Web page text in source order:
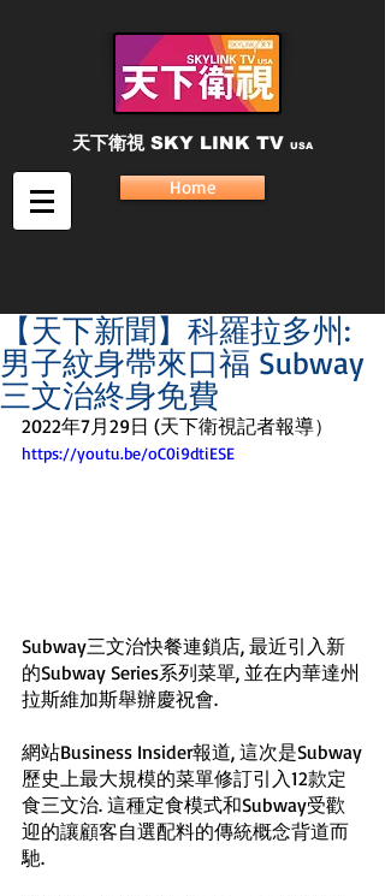
天下衛視 SKY LINK TV USA
Home
【天下新聞】科羅拉多州:
男子紋身帶來口福 Subway
三文治終身免費
2022年7月29日 (天下衛視記者報導）
https://youtu.be/oC0i9dtiESE
Subway三文治快餐連鎖店, 最近引入新
的Subway Series系列菜單, 並在内華達州
拉斯維加斯舉辦慶祝會.
網站Business Insider報道, 這次是Subway
歷史上最大規模的菜單修訂引入12款定
食三文治. 這種定食模式和Subway受歡
迎的讓顧客自選配料的傳統概念背道而
馳.